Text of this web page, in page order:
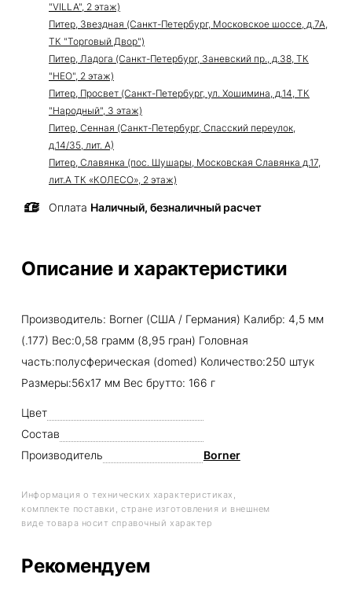
"VILLA", 2 этаж)
Питер, Звездная (Санкт-Петербург, Московское шоссе, д.7А,
ТК "Торговый Двор")
Питер, Ладога (Санкт-Петербург, Заневский пр., д.38, ТК
"НЕО", 2 этаж)
Питер, Просвет (Санкт-Петербург, ул. Хошимина, д.14, ТК
"Народный", 3 этаж)
Питер, Сенная (Санкт-Петербург, Спасский переулок,
д.14/35, лит. А)
Питер, Славянка (пос. Шушары, Московская Славянка д.17,
лит.А ТК «КОЛЕСО», 2 этаж)
Оплата Наличный, безналичный расчет
Описание и характеристики
Производитель: Borner (США / Германия) Калибр: 4,5 мм
(.177) Вес:0,58 грамм (8,95 гран) Головная
часть:полусферическая (domed) Количество:250 штук
Размеры:56х17 мм Вес брутто: 166 г
Цвет
Состав
Производитель
Borner
Информация о технических характеристиках,
комплекте поставки, стране изготовления и внешнем
виде товара носит справочный характер
Рекомендуем